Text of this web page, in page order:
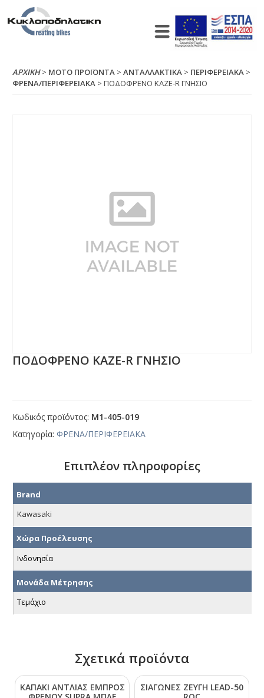
ΑΡΧΙΚΉ> ΜΟΤΟ ΠΡΟΪΟΝΤΑ >ΑΝΤΑΛΛΑΚΤΙΚΑ > ΠΕΡΙΦΕΡΕΙΑΚΑ >
ΦΡΕΝΑ/ΠΕΡΙΦΕΡΕΙΑΚΑ > ΠΟΔΟΦΡΕΝΟ ΚΑΖΕ-R ΓΝΗΣΙΟ
ΠΟΔΟΦΡΕΝΟ ΚΑΖΕ-R ΓΝΗΣΙΟ
Κωδικός προϊόντος: Μ1-405-019
Κατηγορία: ΦΡΕΝΑ/ΠΕΡΙΦΕΡΕΙΑΚΑ
Επιπλέον πληροφορίες
Brand
Kawasaki
Χώρα Προέλευσης
Ινδονησία
Μονάδα Μέτρησης
Τεμάχιο
Σχετικά προϊόντα
ΚΑΠΑΚΙ ΑΝΤΛΙΑΣ ΕΜΠΡΟΣ
ΣΙΑΓΩΝΕΣ ΖΕΥΓΗ LΕΑD-50